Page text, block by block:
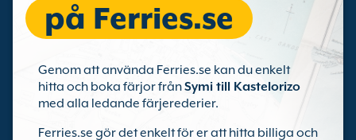
på Ferries.se
Genom att använda Ferries.se kan du enkelt
hitta och boka färjor frånSymi till Kastelorizo
med alla ledande färjerederier.
Ferries.se gör det enkelt för er att hitta billiga och